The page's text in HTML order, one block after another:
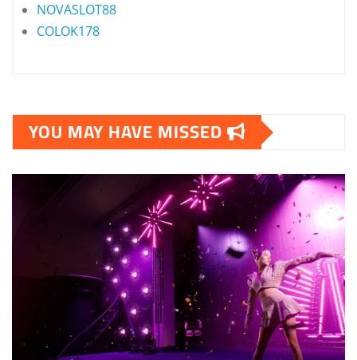
NOVASLOT88
COLOK178
YOU MAY HAVE MISSED